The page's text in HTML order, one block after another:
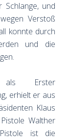
Schlange, und
Verstoß
konnte durch
und die
Erster
erhielt er aus
Klaus
Walther
ist die